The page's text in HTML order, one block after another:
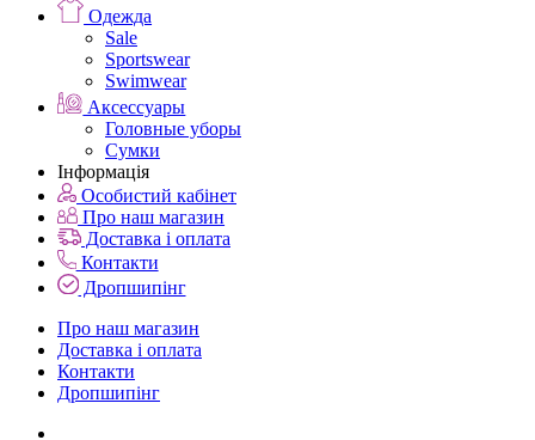
Одежда
Sale
Sportswear
Swimwear
Аксессуары
Головные уборы
Сумки
Інформація
Особистий кабінет
Про наш магазин
Доставка і оплата
Контакти
Дропшипінг
Про наш магазин
Доставка і оплата
Контакти
Дропшипінг